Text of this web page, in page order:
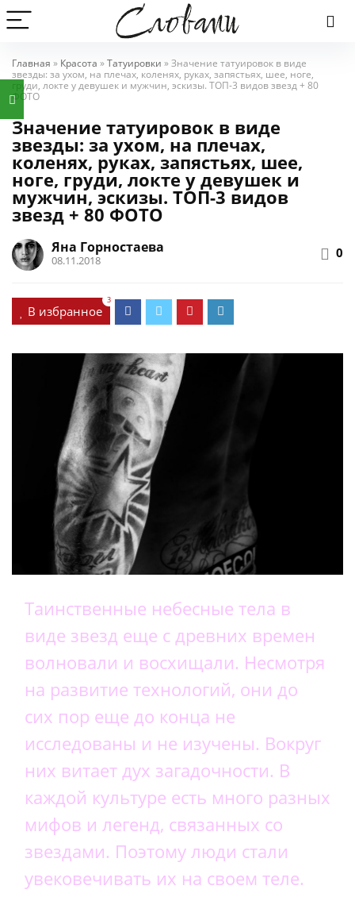
Главная » Красота »Татуировки »Значение татуировок в виде
звезды: за ухом, на плечах, коленях, руках, запястьях, шее, ноге,
груди, локте у девушек и мужчин, эскизы. ТОП-3 видов звезд + 80
ФОТО
Значение татуировок в виде
звезды: за ухом, на плечах,
коленях, руках, запястьях, шее,
ноге, груди, локте у девушек и
мужчин, эскизы. ТОП-3 видов
звезд + 80 ФОТО
Яна Горностаева
08.11.2018 0
В избранное
3
Таинственные небесные тела в
виде звезд еще с древних времен
волновали и восхищали. Несмотря
на развитие технологий, они до
сих пор еще до конца не
исследованы и не изучены. Вокруг
них витает дух загадочности. В
каждой культуре есть много разных
мифов и легенд, связанных со
звездами. Поэтому люди стали
увековечивать их на своем теле.